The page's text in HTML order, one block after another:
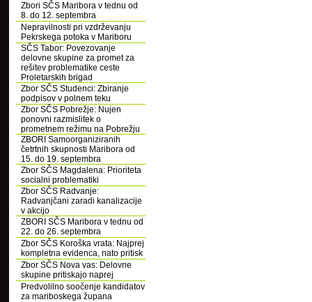
Zbori SČS Maribora v tednu od
8. do 12. septembra
Nepravilnosti pri vzdrževanju
Pekrskega potoka v Mariboru
SČS Tabor: Povezovanje
delovne skupine za promet za
rešitev problematike ceste
Proletarskih brigad
Zbor SČS Studenci: Zbiranje
podpisov v polnem teku
Zbor SČS Pobrežje: Nujen
ponovni razmislitek o
prometnem režimu na Pobrežju
ZBORI Samoorganiziranih
četrtnih skupnosti Maribora od
15. do 19. septembra
Zbor SČS Magdalena: Prioriteta
socialni problematiki
Zbor SČS Radvanje:
Radvanjčani zaradi kanalizacije
v akcijo
ZBORI SČS Maribora v tednu od
22. do 26. septembra
Zbor SČS Koroška vrata: Najprej
kompletna evidenca, nato pritisk
Zbor SČS Nova vas: Delovne
skupine pritiskajo naprej
Predvolilno soočenje kandidatov
za mariboskega župana